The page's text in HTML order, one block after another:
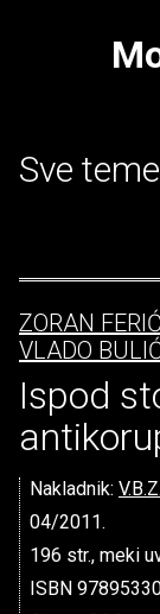
Sve teme
ZORAN FERIĆ
VLADO
Ispod
Nakladnik: V.B.Z.
04/2011.
196 str., meki
ISBN